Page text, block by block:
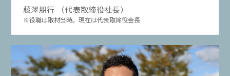
藤澤朋行 （代表取締役社長）
※役職は取材当時。現在は代表取締役会長